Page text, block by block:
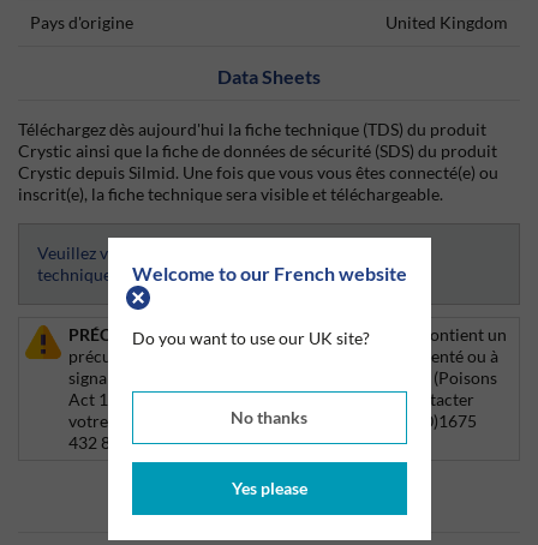
Welcome to our French website
Do you want to use our UK site?
No thanks
Yes please
Pays d'origine United Kingdom
Data Sheets
Téléchargez dès aujourd'hui la fiche technique (TDS) du produit
Crystic ainsi que la fiche de données de sécurité (SDS) du produit
Crystic depuis Silmid. Une fois que vous vous êtes connecté(e) ou
inscrit(e), la fiche technique sera visible et téléchargeable.
Veuillez vous connecter afin d’avoir accès aux fiches
techniques
PRÉCURSEUR EXPLOSIF/POISON : Ce produit contient un
précurseur explosif et/ou un poison et est réglementé ou à
signaler en vertu de la loi sur les poisons de 1972 (Poisons
Act 1972). Pour plus d'informations, veuillez contacter
votre responsable de compte ou appeler le +44 (0)1675
432 850.